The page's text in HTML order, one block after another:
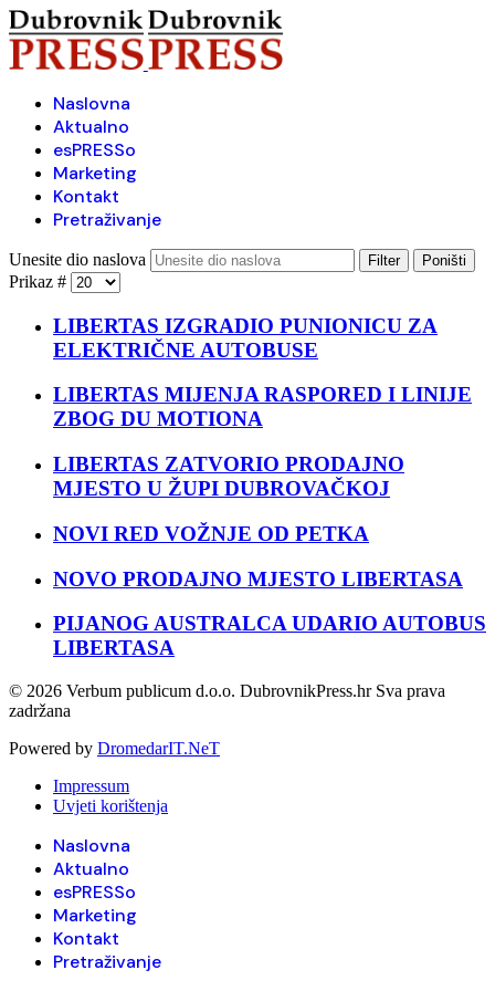
Naslovna
Aktualno
esPRESSo
Marketing
Kontakt
Pretraživanje
Unesite dio naslova Filter Poništi
Prikaz #
LIBERTAS IZGRADIO PUNIONICU ZA
ELEKTRIČNE AUTOBUSE
LIBERTAS MIJENJA RASPORED I LINIJE
ZBOG DU MOTIONA
LIBERTAS ZATVORIO PRODAJNO
MJESTO U ŽUPI DUBROVAČKOJ
NOVI RED VOŽNJE OD PETKA
NOVO PRODAJNO MJESTO LIBERTASA
PIJANOG AUSTRALCA UDARIO AUTOBUS
LIBERTASA
© 2026 Verbum publicum d.o.o. DubrovnikPress.hr Sva prava
zadržana
Powered by DromedarIT.NeT
Impressum
Uvjeti korištenja
Naslovna
Aktualno
esPRESSo
Marketing
Kontakt
Pretraživanje